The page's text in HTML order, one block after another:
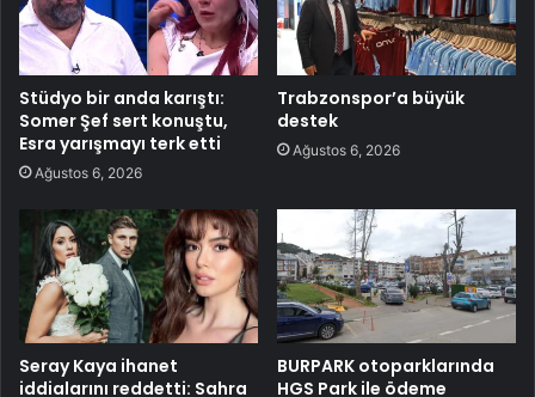
Stüdyo bir anda karıştı:
Somer Şef sert konuştu,
Esra yarışmayı terk etti
Ağustos 6, 2026
Trabzonspor’a büyük
destek
Ağustos 6, 2026
Seray Kaya ihanet
iddialarını reddetti: Sahra
BURPARK otoparklarında
HGS Park ile ödeme